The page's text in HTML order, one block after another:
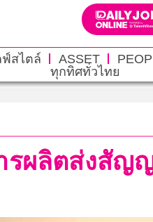
ฟ์สไตล์ ASSET
ทุกทิศทั่วไทย
รผลิตส่งสั